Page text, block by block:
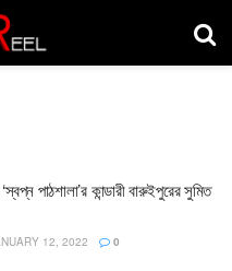
পাঠশালা’র কান্ডারী বারুইপুরের সুমিত
12, 2022 0